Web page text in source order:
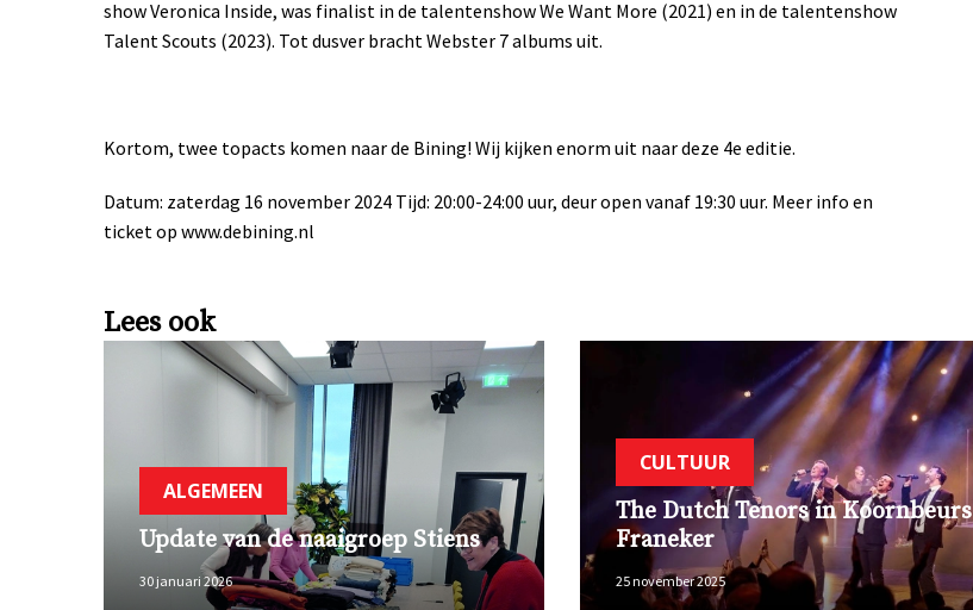
show Veronica Inside, was finalist in de talentenshow We Want More (2021) en in de talentenshow
Talent Scouts (2023). Tot dusver bracht Webster 7 albums uit.
Kortom, twee topacts komen naar de Bining! Wij kijken enorm uit naar deze 4e editie.
Datum: zaterdag 16 november 2024 Tijd: 20:00-24:00 uur, deur open vanaf 19:30 uur. Meer info en
ticket op www.debining.nl
Lees ook
ALGEMEEN
Update van de naaigroep Stiens
30 januari 2026
CULTUUR
The Dutch Tenors in Koornbeurs
Franeker
25 november 2025